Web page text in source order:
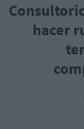
hacer